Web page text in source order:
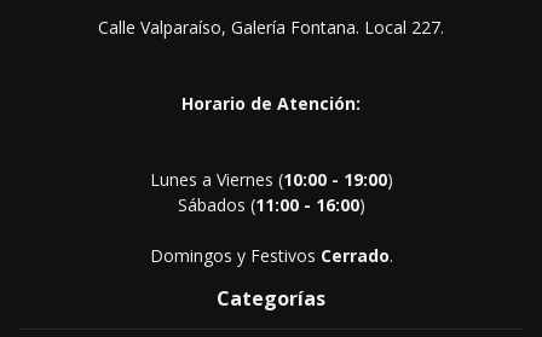
Calle Valparaíso, Galería Fontana. Local 227.
Horario de Atención:
Lunes a Viernes (10:00 - 19:00)
Sábados (11:00 - 16:00)
Domingos y Festivos Cerrado.
Categorías